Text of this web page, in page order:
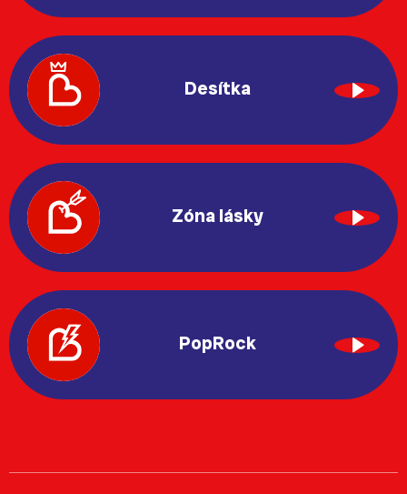
Desítka
Zóna lásky
PopRock